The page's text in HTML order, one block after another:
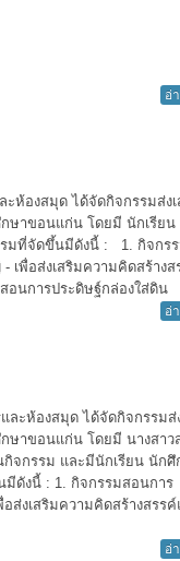
อ่
ห้องสมุด ได้จัดกิจกรรมส่ง
ษาขอนแก่น โดยมี นักเรียน
รมที่จัดขึ้นมีดังนี้ : 1. กิจกร
พื่อส่งเสริมความคิดสร้างส
อนการประดิษฐ์กล่องใส่ดิน
อ่
ละห้องสมุด ได้จัดกิจกรรมส่
ษาขอนแก่น โดยมี นางสาว
จกรรม และมีนักเรียน นักศึ
มีดังนี้ : 1. กิจกรรมสอนการ
ส่งเสริมความคิดสร้างสรรค์
อ่